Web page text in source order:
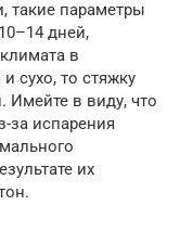
такие параметры
дней,
в
сухо, то стяжку
Имейте в виду, что
за испарения
их